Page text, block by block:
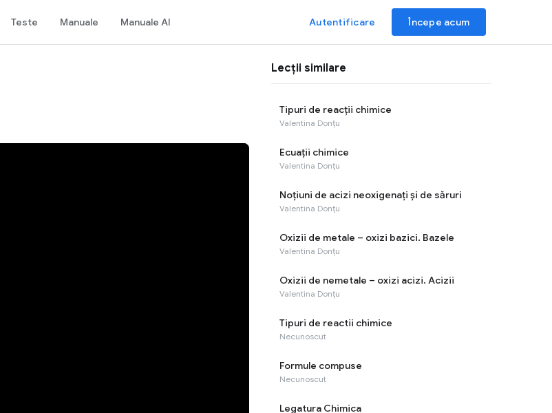
Teste Manuale Manuale AI Autentificare Începe acum
Lecții similare
Tipuri de reacții chimice
Valentina Donțu
Ecuații chimice
Valentina Donțu
Noțiuni de acizi neoxigenați și de săruri
Valentina Donțu
Oxizii de metale – oxizi bazici. Bazele
Valentina Donțu
Oxizii de nemetale – oxizi acizi. Acizii
Valentina Donțu
Tipuri de reactii chimice
Necunoscut
Formule compuse
Necunoscut
Legatura Chimica